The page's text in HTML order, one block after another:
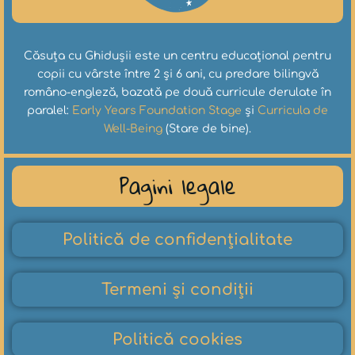
Căsuța cu Ghidușii este un centru educațional pentru
copii cu vârste între 2 și 6 ani, cu predare bilingvă
româno-engleză, bazată pe două curricule derulate în
paralel: Early Years Foundation Stage și Curricula de
Well-Being (Stare de bine).
Pagini legale
Politică de confidențialitate
Termeni și condiții
Politică cookies